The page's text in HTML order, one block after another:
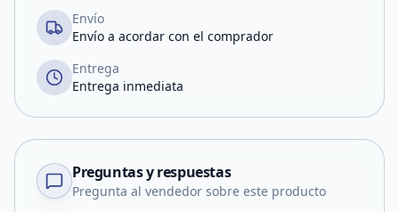
Envío
Envío a acordar con el comprador
Entrega
Entrega inmediata
Preguntas y respuestas
Pregunta al vendedor sobre este producto